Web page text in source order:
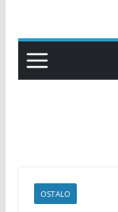
content
OSTALO